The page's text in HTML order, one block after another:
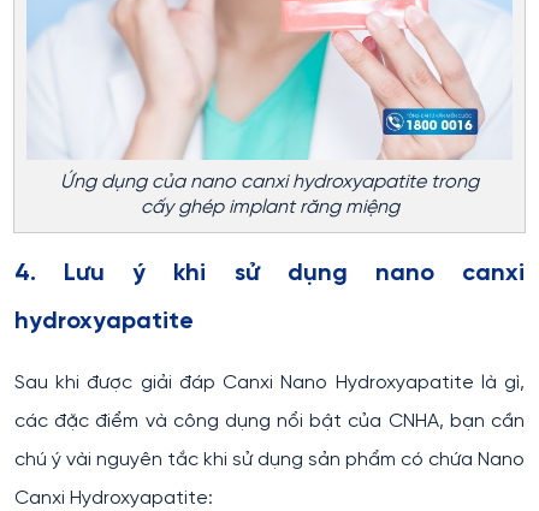
Ứng dụng của nano canxi hydroxyapatite trong
cấy ghép implant răng miệng
4. Lưu ý khi sử dụng nano canxi
hydroxyapatite
Sau khi được giải đáp Canxi Nano Hydroxyapatite là gì,
các đặc điểm và công dụng nổi bật của CNHA, bạn cần
chú ý vài nguyên tắc khi sử dụng sản phẩm có chứa Nano
Canxi Hydroxyapatite: